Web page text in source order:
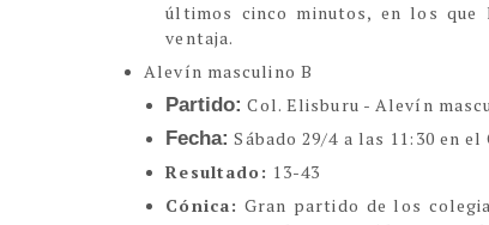
últimos cinco minutos, en los
ventaja.
Alevín masculino B
Partido: Col. Elisburu - Alevín
Fecha: Sábado 29/4 a las 11:30 en
Resultado: 13-43
Cónica: Gran partido de los